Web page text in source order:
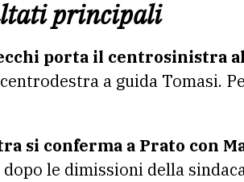
principali
porta il centrosinistra
a guida Tomasi.
si conferma a Prato con
le dimissioni della